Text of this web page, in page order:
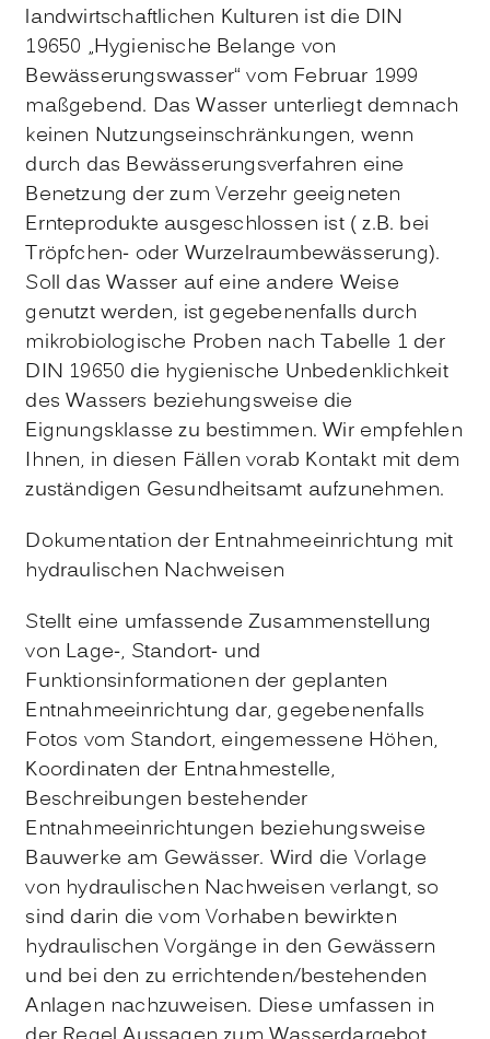
landwirtschaftlichen Kulturen ist die DIN
19650 „Hygienische Belange von
Bewässerungswasser“ vom Februar 1999
maßgebend. Das Wasser unterliegt demnach
keinen Nutzungseinschränkungen, wenn
durch das Bewässerungsverfahren eine
Benetzung der zum Verzehr geeigneten
Ernteprodukte ausgeschlossen ist ( z.B. bei
Tröpfchen- oder Wurzelraumbewässerung).
Soll das Wasser auf eine andere Weise
genutzt werden, ist gegebenenfalls durch
mikrobiologische Proben nach Tabelle 1 der
DIN 19650 die hygienische Unbedenklichkeit
des Wassers beziehungsweise die
Eignungsklasse zu bestimmen. Wir empfehlen
Ihnen, in diesen Fällen vorab Kontakt mit dem
zuständigen Gesundheitsamt aufzunehmen.
Dokumentation der Entnahmeeinrichtung mit
hydraulischen Nachweisen
Stellt eine umfassende Zusammenstellung
von Lage-, Standort- und
Funktionsinformationen der geplanten
Entnahmeeinrichtung dar, gegebenenfalls
Fotos vom Standort, eingemessene Höhen,
Koordinaten der Entnahmestelle,
Beschreibungen bestehender
Entnahmeeinrichtungen beziehungsweise
Bauwerke am Gewässer. Wird die Vorlage
von hydraulischen Nachweisen verlangt, so
sind darin die vom Vorhaben bewirkten
hydraulischen Vorgänge in den Gewässern
und bei den zu errichtenden/bestehenden
Anlagen nachzuweisen. Diese umfassen in